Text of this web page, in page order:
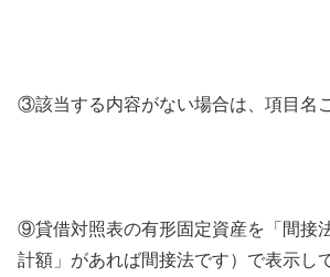
③該当する内容がない場合は、項目名
⑨貸借対照表の有形固定資産を「間接
計額」があれば間接法です）で表示し